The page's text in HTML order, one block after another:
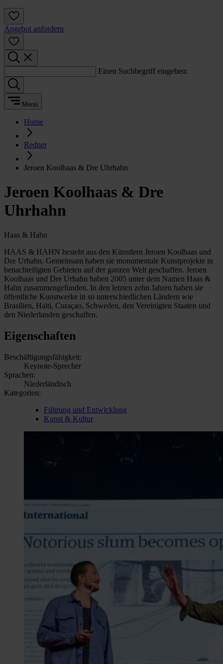
Angebot anfordern
Einen Suchbegriff eingeben:
Menü
Home
Redner
Jeroen Koolhaas & Dre Uhrhahn
Jeroen Koolhaas & Dre
Uhrhahn
Haas & Hahn
HAAS & HAHN besteht aus den Künstlern Jeroen Koolhaas und
Dre Urhahn. Gemeinsam haben sie monumentale Kunstprojekte in
benachteiligten Gebieten auf der ganzen Welt geschaffen. Jeroen
Koolhaas und Dre Urhahn haben 2005 unter dem Namen Haas &
Hahn zusammengefunden. In den letzten zehn Jahren haben sie
öffentliche Kunstwerke in so unterschiedlichen Ländern wie
Brasilien, Haiti, Curaçao, Schweden, den Vereinigten Staaten und
den Niederlanden geschaffen.
Eigenschaften
Beschäftigungsfähigkeit:
Keynote-Sprecher
Sprachen:
Niederländisch
Kategorien:
Führung und Entwicklung
Kunst & Kultur